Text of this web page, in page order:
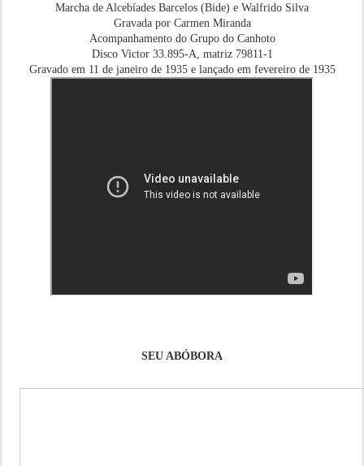
Marcha de Alcebíades Barcelos (Bide) e Walfrido Silva
Gravada por Carmen Miranda
Acompanhamento do Grupo do Canhoto
Disco Victor 33.895-A, matriz 79811-1
Gravado em 11 de janeiro de 1935 e lançado em fevereiro de 1935
SEU ABÓBORA